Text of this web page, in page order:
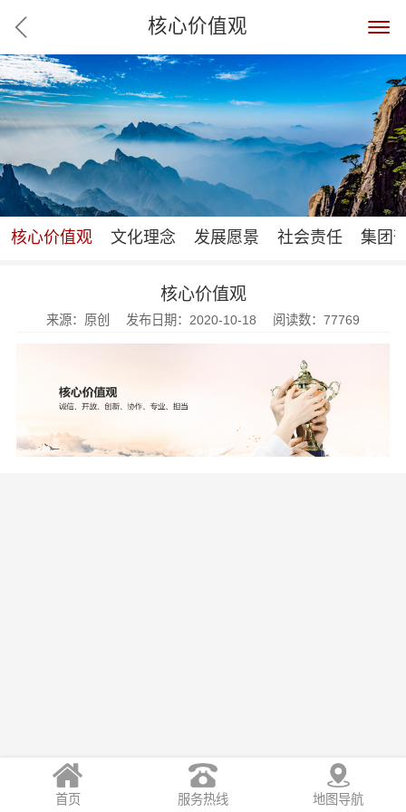
核心价值观
核心价值观 文化理念 发展愿景 社会责任 集团
核心价值观
来源：原创 发布日期：2020-10-18 阅读数：77769
Copyright © 2020 云南省工业投资控股集团有限责任公司
首页 服务热线 地图导航